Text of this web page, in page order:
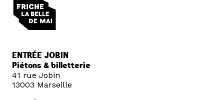
ENTRÉE JOBIN
Piétons & billetterie
41 rue Jobin
13003 Marseille